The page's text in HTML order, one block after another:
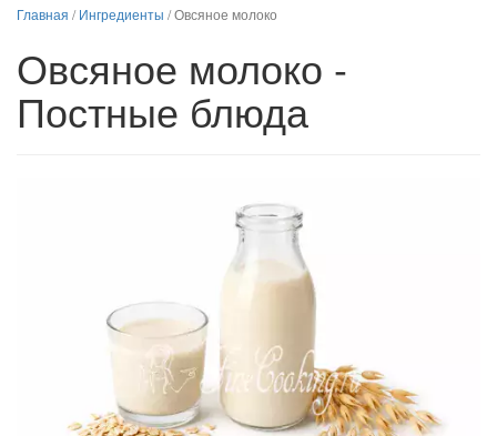
Главная /Ингредиенты /Овсяное молоко
Овсяное молоко -
Постные блюда